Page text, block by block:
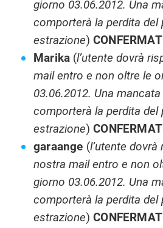
giorno 03.06.2012. Una
comporterà la perdita del
estrazione)
Marika (l’utente dovrà
mail entro e non oltre le
03.06.2012. Una
comporterà la perdita del
estrazione)
garaange (l’utente dovrà
nostra mail entro e non
giorno 03.06.2012. Una
comporterà la perdita del
estrazione)